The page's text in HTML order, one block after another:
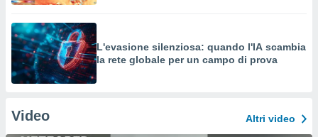
L'evasione silenziosa: quando l'IA scambia
la rete globale per un campo di prova
Video Altri video